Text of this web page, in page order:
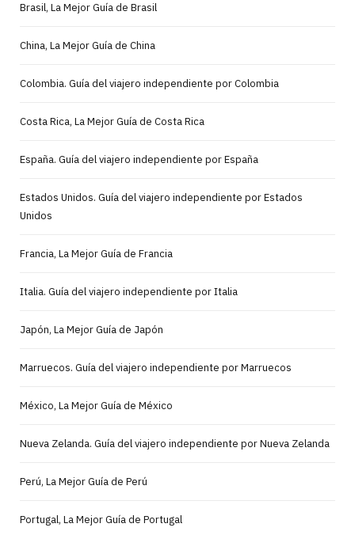
Brasil, La Mejor Guía de Brasil
China, La Mejor Guía de China
Colombia. Guía del viajero independiente por Colombia
Costa Rica, La Mejor Guía de Costa Rica
España. Guía del viajero independiente por España
Estados Unidos. Guía del viajero independiente por Estados
Unidos
Francia, La Mejor Guía de Francia
Italia. Guía del viajero independiente por Italia
Japón, La Mejor Guía de Japón
Marruecos. Guía del viajero independiente por Marruecos
México, La Mejor Guía de México
Nueva Zelanda. Guía del viajero independiente por Nueva Zelanda
Perú, La Mejor Guía de Perú
Portugal, La Mejor Guía de Portugal